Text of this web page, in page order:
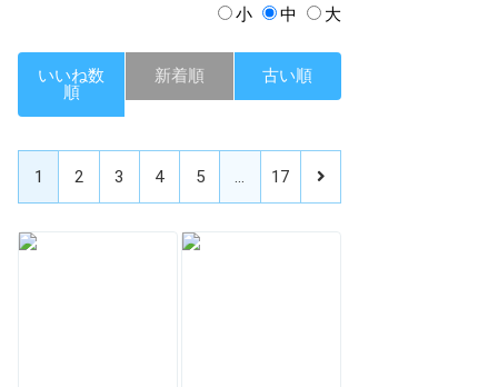
小
中 大
いいね数
順
新着順 古い順
1 2 3 4 5 … 17